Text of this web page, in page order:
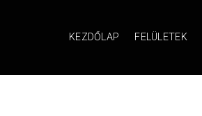
KEZDŐLAP FELÜLETEK